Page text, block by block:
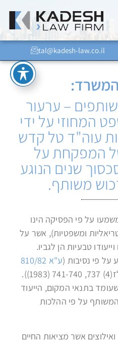
tal@kadesh-law.co.il
המשרד:
– ערעור
המחוזי על ידי
עוה"ד טל קדש
המפקחת על
שנים הנוגע
משותף.
על פי הפסיקה הינו
ומשפטיות), אשר על
טבעיות הן לגביו.
על פי נסיבות (ע"א 810/82
זול בו בע"מ נ' זיידה, פ"ד לז(4) 737, 741-740 (1983)).
בתנאי המקום, הייעוד
על פי ההלכות
אשר מציאות החיים